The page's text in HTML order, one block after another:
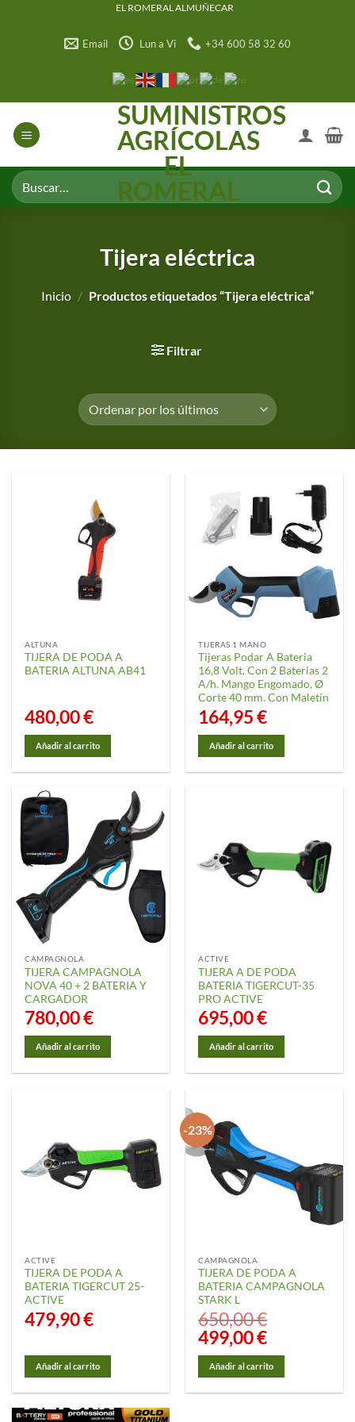
EL ROMERAL ALMUÑECAR
Email Lun a Vi +34 600 58 32 60
SUMINISTROS
AGRÍCOLAS
EL
ROMERAL
Buscar
por:
Tijera eléctrica
Inicio / Productos etiquetados “Tijera eléctrica”
Filtrar
ALTUNA
TIJERA DE PODA A
BATERIA ALTUNA AB41
480,00€
Añadir al carrito
TIJERAS 1 MANO
Tijeras Podar A Bateria
16,8 Volt. Con 2 Baterias 2
A/h. Mango Engomado, Ø
Corte 40 mm. Con Maletín
164,95€
Añadir al carrito
CAMPAGNOLA
TIJERA CAMPAGNOLA
NOVA 40 + 2 BATERIA Y
CARGADOR
780,00€
Añadir al carrito
ACTIVE
TIJERA A DE PODA
BATERIA TIGERCUT-35
PRO ACTIVE
695,00€
Añadir al carrito
ACTIVE
TIJERA DE PODA A
BATERIA TIGERCUT 25-
ACTIVE
479,90€
Añadir al carrito
-23%
CAMPAGNOLA
TIJERA DE PODA A
BATERIA CAMPAGNOLA
STARK L
650,00€
El
precio
original
era:
650,00 €.
499,00€El
precio
actual
es:
499,00 €.
Añadir al carrito